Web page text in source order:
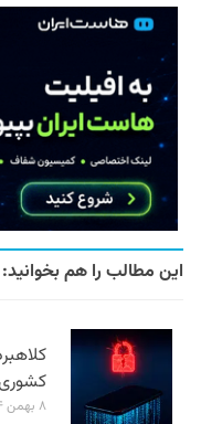
این مطالب را هم بخوانید:
۸ بهمن ۱۴۰۴